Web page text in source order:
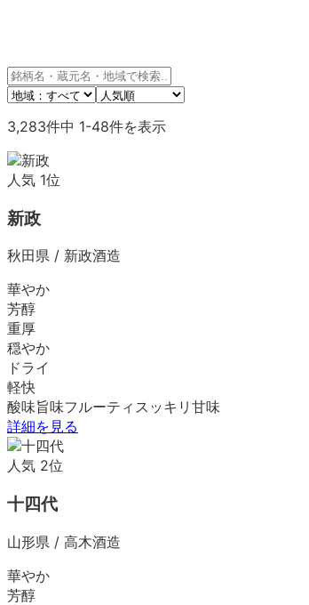
3,283件中 1-48件を表示
人気 1位
新政
秋田県 / 新政酒造
華やか
芳醇
重厚
穏やか
ドライ
軽快
酸味旨味フルーティ スッキリ 甘味
詳細を見る
人気 2位
十四代
山形県 / 高木酒造
華やか
芳醇